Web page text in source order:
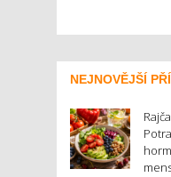
NEJNOVĚJŠÍ